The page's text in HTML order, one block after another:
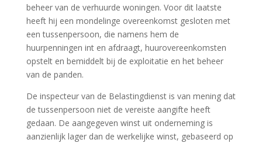
beheer van de verhuurde woningen. Voor dit laatste
heeft hij een mondelinge overeenkomst gesloten met
een tussenpersoon, die namens hem de
huurpenningen int en afdraagt, huurovereenkomsten
opstelt en bemiddelt bij de exploitatie en het beheer
van de panden.
De inspecteur van de Belastingdienst is van mening dat
de tussenpersoon niet de vereiste aangifte heeft
gedaan. De aangegeven winst uit onderneming is
aanzienlijk lager dan de werkelijke winst, gebaseerd op